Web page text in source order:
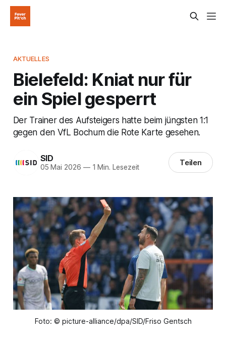
AKTUELLES
Bielefeld: Kniat nur für
ein Spiel gesperrt
Der Trainer des Aufsteigers hatte beim jüngsten 1:1
gegen den VfL Bochum die Rote Karte gesehen.
SID
05 Mai 2026 —1 Min. Lesezeit Teilen
Foto: © picture-alliance/dpa/SID/Friso Gentsch